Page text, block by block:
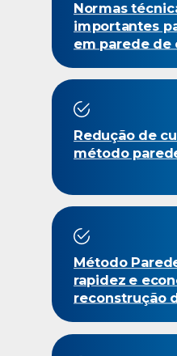
Método
rapidez e
reconstrução
Redução de
método
Normas
importantes
em parede de